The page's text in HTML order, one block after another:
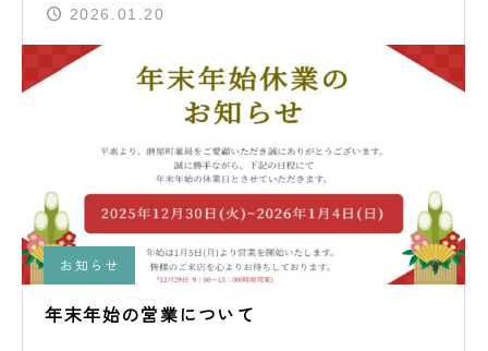
2026.01.20
お知らせ
年末年始の営業について